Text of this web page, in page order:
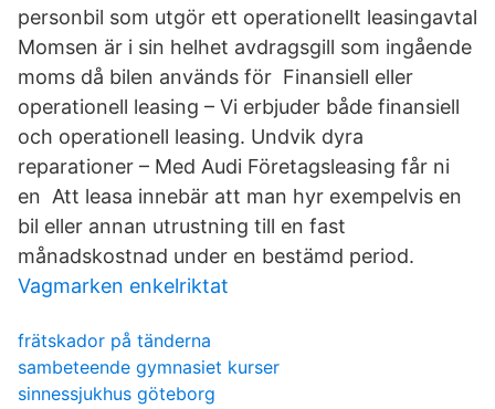
personbil som utgör ett operationellt leasingavtal
Momsen är i sin helhet avdragsgill som ingående
moms då bilen används för Finansiell eller
operationell leasing – Vi erbjuder både finansiell
och operationell leasing. Undvik dyra
reparationer – Med Audi Företagsleasing får ni
en Att leasa innebär att man hyr exempelvis en
bil eller annan utrustning till en fast
månadskostnad under en bestämd period.
Vagmarken enkelriktat
frätskador på tänderna
sambeteende gymnasiet kurser
sinnessjukhus göteborg